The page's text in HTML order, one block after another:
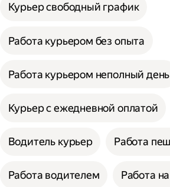
Курьер свободный график
Работа курьером без опыта
Работа курьером неполный день
Курьер с ежедневной оплатой
Водитель курьер Работа
Работа водителем Работа